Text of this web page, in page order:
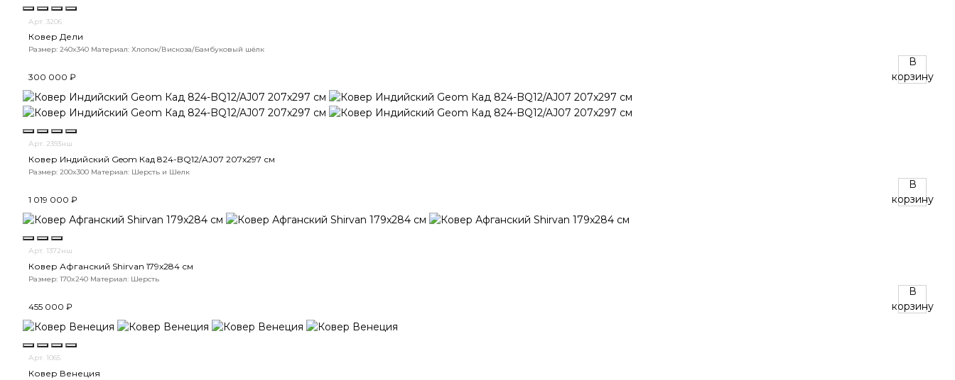
Арт. 3206
Ковер Дели
Размер: 240x340 Материал: Хлопок/Вискоза/Бамбуковый шёлк
300 000 ₽
В
корзину
Арт. 2393нш
Ковер Индийский Geom Кад 824-BQ12/AJ07 207x297 см
Размер: 200x300 Материал: Шерсть и Шелк
1 019 000 ₽
В
корзину
Арт. 1372нш
Ковер Афганский Shirvan 179x284 см
Размер: 170x240 Материал: Шерсть
455 000 ₽
В
корзину
Арт. 1065
Ковер Венеция